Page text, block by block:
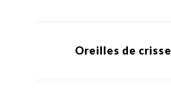
Oreilles de crisse